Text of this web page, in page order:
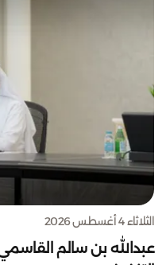
الثلاثاء 4 أغسطس 2026
عبدالله بن سالم